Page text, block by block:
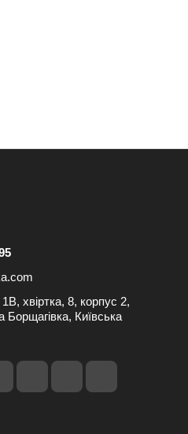
хвіртка, 8, корпус 2,
Борщагівка, Київська